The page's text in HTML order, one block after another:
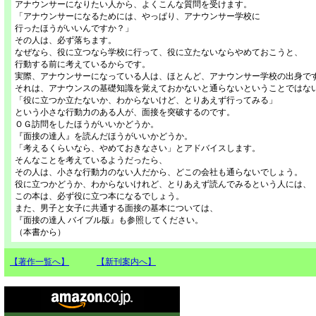
アナウンサーになりたい人から、よくこんな質問を受けます。
「アナウンサーになるためには、やっぱり、アナウンサー学校に
行ったほうがいいんですか？」
その人は、必ず落ちます。
なぜなら、役に立つなら学校に行って、役に立たないならやめておこうと、
行動する前に考えているからです。
実際、アナウンサーになっている人は、ほとんど、アナウンサー学校の出身で
それは、アナウンスの基礎知識を覚えておかないと通らないということではな
「役に立つか立たないか、わからないけど、とりあえず行ってみる」
という小さな行動力のある人が、面接を突破するのです。
ＯＧ訪問をしたほうがいいかどうか。
『面接の達人』を読んだほうがいいかどうか。
「考えるくらいなら、やめておきなさい」とアドバイスします。
そんなことを考えているようだったら、
その人は、小さな行動力のない人だから、どこの会社も通らないでしょう。
役に立つかどうか、わからないけれど、とりあえず読んでみるという人には、
この本は、必ず役に立つ本になるでしょう。
また、男子と女子に共通する面接の基本については、
『面接の達人 バイブル版』も参照してください。
（本書から）
【著作一覧へ】 【新刊案内へ】